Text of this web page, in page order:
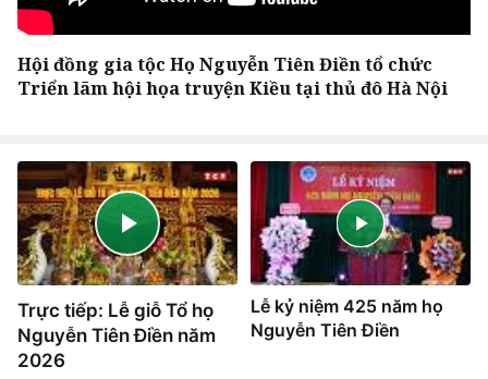
Hội đồng gia tộc Họ Nguyễn Tiên Điền tổ chức
Triển lãm hội họa truyện Kiều tại thủ đô Hà Nội
Trực tiếp: Lễ giỗ Tổ họ
Nguyễn Tiên Điền năm
2026
Lễ kỷ niệm 425 năm họ
Nguyễn Tiên Điền